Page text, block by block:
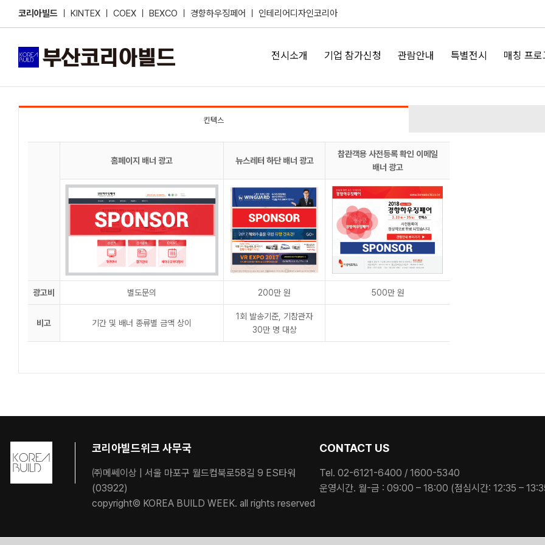
코리아빌드 ㅣ KINTEX ㅣ COEX ㅣ BEXCO ㅣ 경향하우징페어 ㅣ 인테리어디자인코리아
전시소개 기업 참가신청 관람안내 특별전시 매칭 프로
킨텍스
홈페이지 배너 광고 뉴스레터 하단 배너 광고
참관객용 사전등록 확인 이메일
배너 광고
광고비 별도문의 200만 원 500만 원
비고 기간 및 배너 종류별 금액 상이
1회 발송기준, 기참관자
30만 명 대상
코리아빌드위크 사무국
㈜메쎄이상 | 서울 마포구 월드컵북로58길 9 ES타워
(03922)
copyright© KOREA BUILD WEEK. all rights reserved
CONTACT US
Tel. 02-6121-6400 / 1600-5340
운영시간. 월-금 : 09:00 – 18:00 (점심시간: 12:35 –